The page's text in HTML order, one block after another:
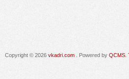
Copyright © 2026 vkadri.com . Powered by QCMS